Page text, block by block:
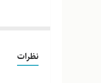
لطفاً پیش از
نظرات